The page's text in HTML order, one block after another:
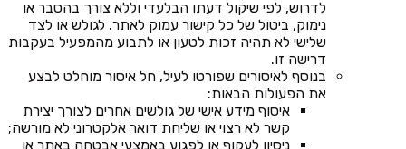
לדרוש, לפי שיקול דעתו הבלעדי וללא צורך בהסבר או
נימוק, ביטול של כל קישור עמוק לאתר. לגולש או לצד
שלישי לא תהיה זכות לטעון או לתבוע מהמפעיל בעקבות
דרישה זו.
בנוסף לאיסורים שפורטו לעיל, חל איסור מוחלט לבצע
את הפעולות הבאות:
איסוף מידע אישי של גולשים אחרים לצורך יצירת
קשר לא רצוי או שליחת דואר אלקטרוני לא מורשה;
ניסיון לעקוף או לפגוע באמצעי אבטחה באתר או